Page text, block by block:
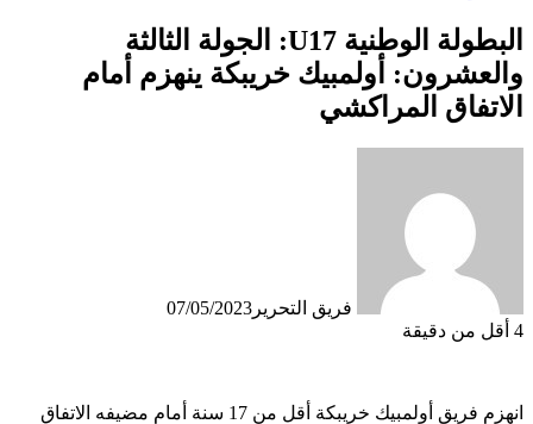
البطولة الوطنية U17: الجولة الثالثة
والعشرون: أولمبيك خريبكة ينهزم أمام
الاتفاق المراكشي
فريق التحرير 07/05/2023
4 أقل من دقيقة
انهزم فريق أولمبيك خريبكة أقل من 17 سنة أمام مضيفه الاتفاق